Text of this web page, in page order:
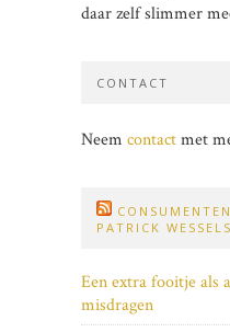
daar zelf slimmer
CONTACT
Neem contactmet
PATRICK WESSELS
Een extra fooitje als
misdragen